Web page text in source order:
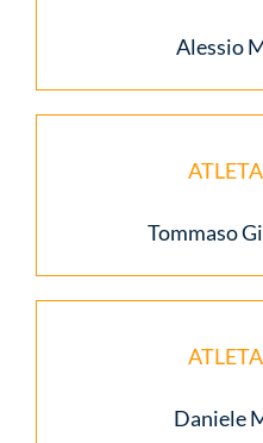
Alessio
Tommaso
Daniele